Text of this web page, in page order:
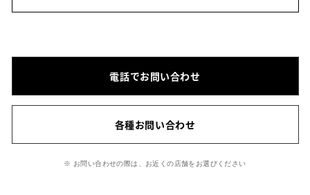
電話でお問い合わせ
各種お問い合わせ
※ お問い合わせの際は、お近くの店舗をお選びください